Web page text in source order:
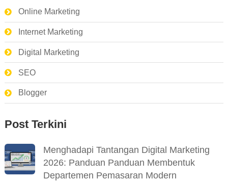
Online Marketing
Internet Marketing
Digital Marketing
SEO
Blogger
Post Terkini
Menghadapi Tantangan Digital Marketing
2026: Panduan Panduan Membentuk
Departemen Pemasaran Modern